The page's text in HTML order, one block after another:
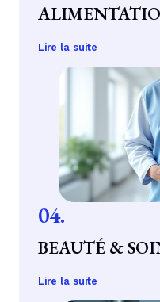
Lire la suite
04.
BEAUTÉ &
Lire la suite